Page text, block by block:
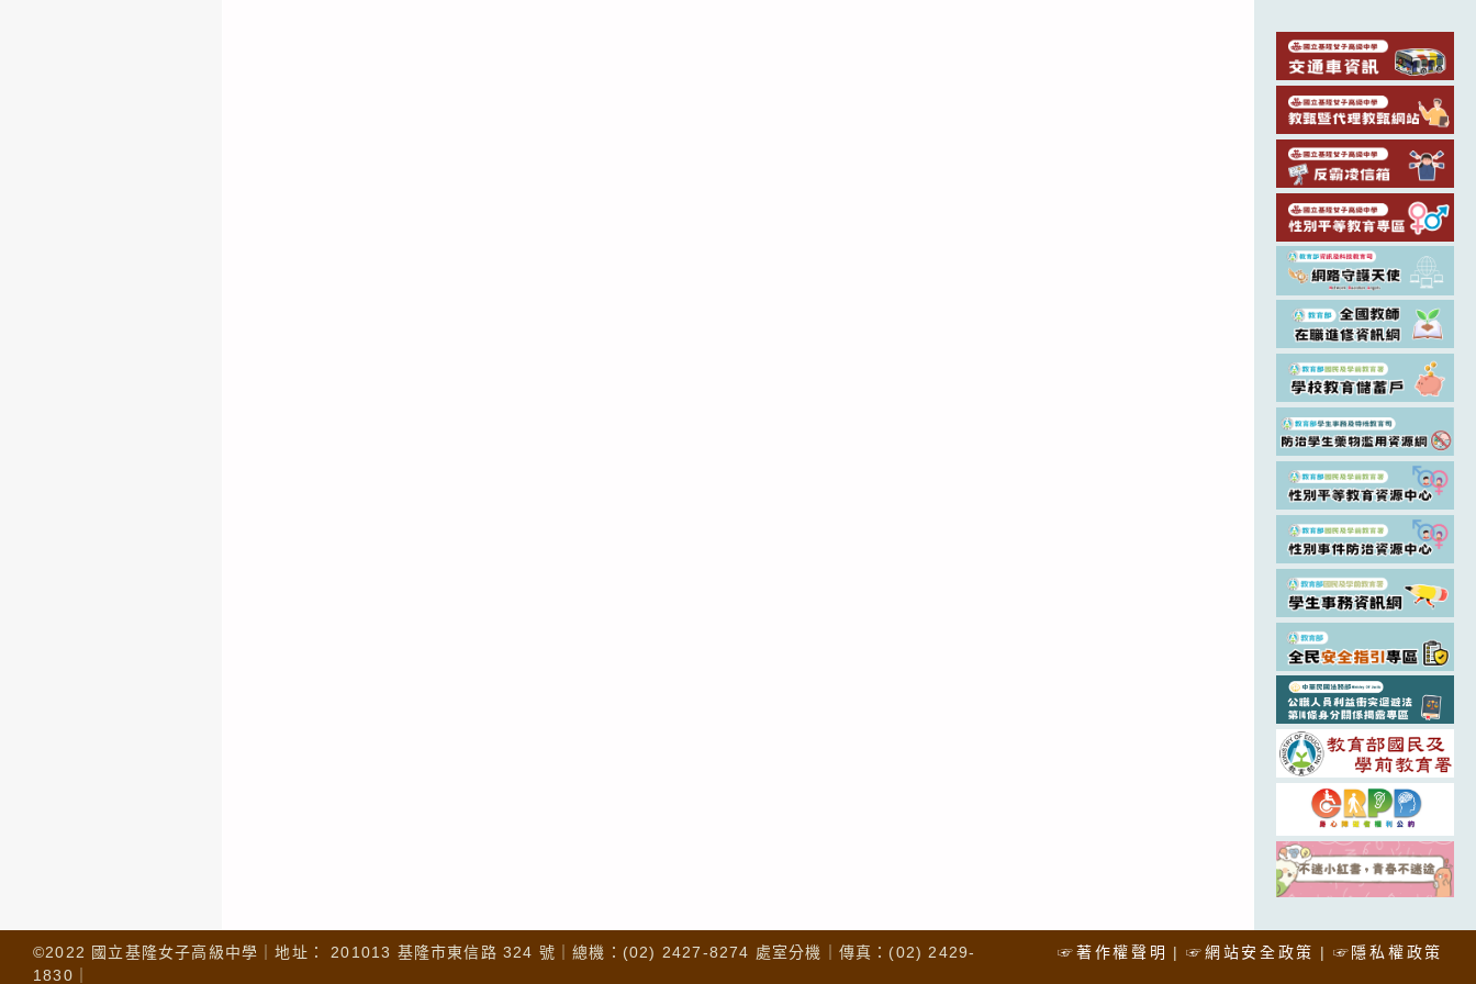
☞著作權聲明 ☞網站安全政策 ☞隱私權政策
©2022 國立基隆女子高級中學｜地址： 201013 基隆市東信路 324 號｜總機：(02) 2427-8274 處室分機｜傳真：(02) 2429-
1830｜